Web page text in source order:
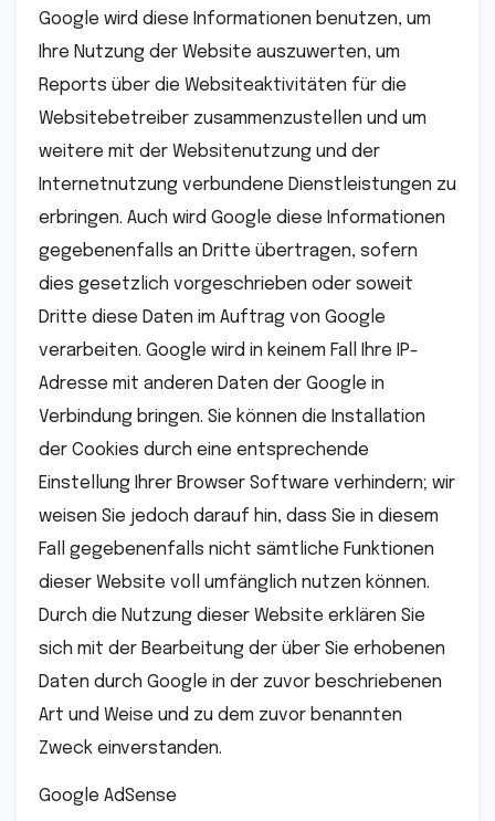
Google wird diese Informationen benutzen, um
Ihre Nutzung der Website auszuwerten, um
Reports über die Websiteaktivitäten für die
Websitebetreiber zusammenzustellen und um
weitere mit der Websitenutzung und der
Internetnutzung verbundene Dienstleistungen zu
erbringen. Auch wird Google diese Informationen
gegebenenfalls an Dritte übertragen, sofern
dies gesetzlich vorgeschrieben oder soweit
Dritte diese Daten im Auftrag von Google
verarbeiten. Google wird in keinem Fall Ihre IP-
Adresse mit anderen Daten der Google in
Verbindung bringen. Sie können die Installation
der Cookies durch eine entsprechende
Einstellung Ihrer Browser Software verhindern; wir
weisen Sie jedoch darauf hin, dass Sie in diesem
Fall gegebenenfalls nicht sämtliche Funktionen
dieser Website voll umfänglich nutzen können.
Durch die Nutzung dieser Website erklären Sie
sich mit der Bearbeitung der über Sie erhobenen
Daten durch Google in der zuvor beschriebenen
Art und Weise und zu dem zuvor benannten
Zweck einverstanden.
Google AdSense